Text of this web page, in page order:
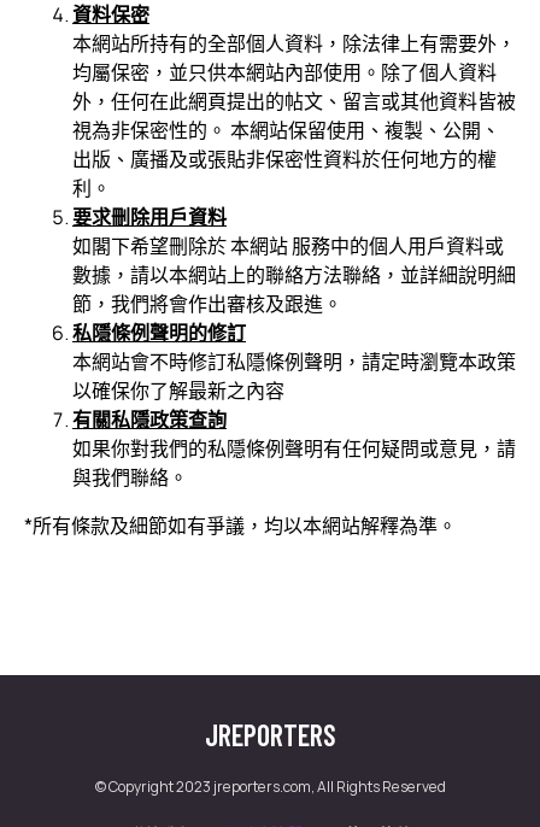
資料保密
本網站所持有的全部個人資料，除法律上有需要外，
均屬保密，並只供本網站內部使用。除了個人資料
外，任何在此網頁提出的帖文、留言或其他資料皆被
視為非保密性的。 本網站保留使用、複製、公開、
出版、廣播及或張貼非保密性資料於任何地方的權
利。
要求刪除用戶資料
如閣下希望刪除於 本網站 服務中的個人用戶資料或
數據，請以本網站上的聯絡方法聯絡，並詳細說明細
節，我們將會作出審核及跟進。
私隱條例聲明的修訂
本網站會不時修訂私隱條例聲明，請定時瀏覽本政策
以確保你了解最新之內容
有關私隱政策查詢
如果你對我們的私隱條例聲明有任何疑問或意見，請
與我們聯絡。
*所有條款及細節如有爭議，均以本網站解釋為準。
JREPORTERS
© Copyright 2023 jreporters.com, All Rights Reserved